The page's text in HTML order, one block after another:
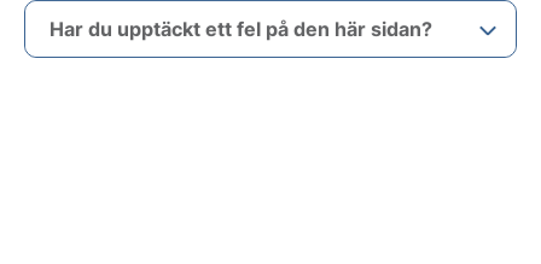
Har du upptäckt ett fel på den här sidan?